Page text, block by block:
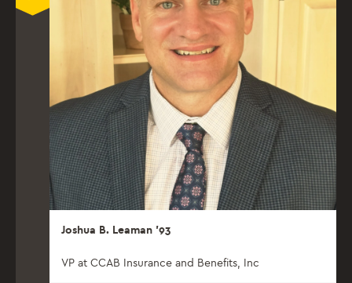
Joshua B. Leaman ’93
VP at CCAB Insurance and Benefits, Inc